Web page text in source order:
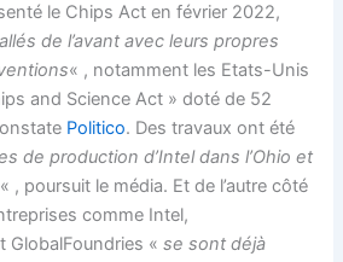
le Chips Act en février 2022,
de l’avant avec leurs propres
« , notamment les Etats-Unis
and Science Act » doté de 52
Politico. Des travaux ont été
de production d’Intel dans l’Ohio et
« , poursuit le média. Et de l’autre côté
comme Intel,
GlobalFoundries «se sont déjà